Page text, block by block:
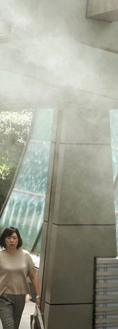
＂たわみ＂を許す構造と柔
気を使わずかつスマートに持
じると折り目が現れ、軽く巻
立する「東レ サマーシール